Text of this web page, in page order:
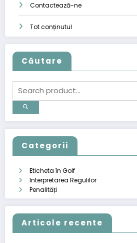
Contactează-ne
Tot conținutul
Căutare
Categorii
Eticheta în Golf
Interpretarea Regulilor
Penalități
Articole recente